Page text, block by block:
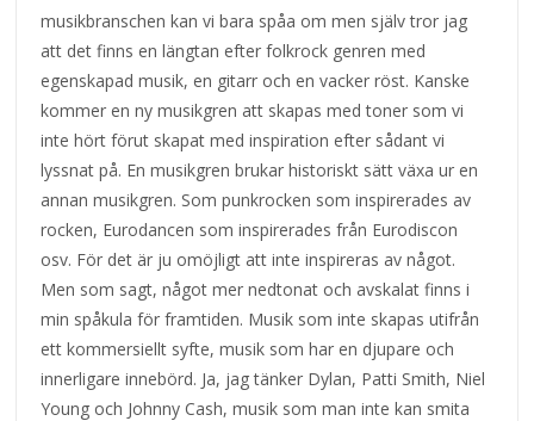
musikbranschen kan vi bara spåa om men själv tror jag
att det finns en längtan efter folkrock genren med
egenskapad musik, en gitarr och en vacker röst. Kanske
kommer en ny musikgren att skapas med toner som vi
inte hört förut skapat med inspiration efter sådant vi
lyssnat på. En musikgren brukar historiskt sätt växa ur en
annan musikgren. Som punkrocken som inspirerades av
rocken, Eurodancen som inspirerades från Eurodiscon
osv. För det är ju omöjligt att inte inspireras av något.
Men som sagt, något mer nedtonat och avskalat finns i
min spåkula för framtiden. Musik som inte skapas utifrån
ett kommersiellt syfte, musik som har en djupare och
innerligare innebörd. Ja, jag tänker Dylan, Patti Smith, Niel
Young och Johnny Cash, musik som man inte kan smita